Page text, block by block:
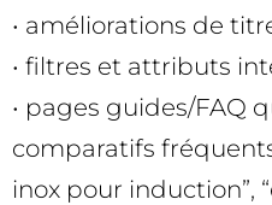
• améliorations de
• filtres et attributs
• pages guides/FAQ
comparatifs
inox pour induction”,